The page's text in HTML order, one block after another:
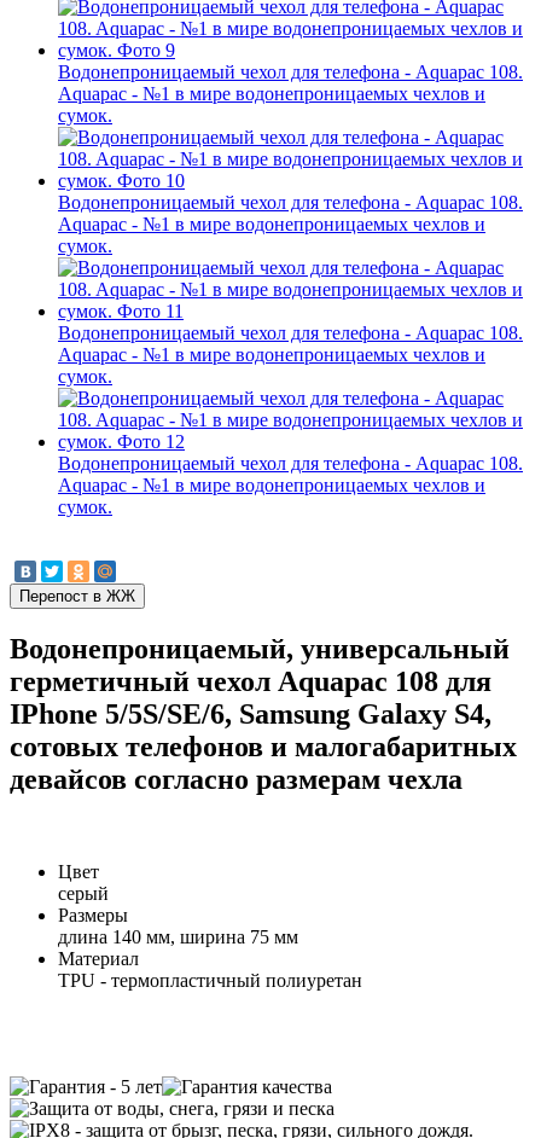
Водонепроницаемый чехол для телефона - Aquapac 108.
Aquapac - №1 в мире водонепроницаемых чехлов и
сумок.
Водонепроницаемый чехол для телефона - Aquapac 108.
Aquapac - №1 в мире водонепроницаемых чехлов и
сумок.
Водонепроницаемый чехол для телефона - Aquapac 108.
Aquapac - №1 в мире водонепроницаемых чехлов и
сумок.
Водонепроницаемый чехол для телефона - Aquapac 108.
Aquapac - №1 в мире водонепроницаемых чехлов и
сумок.
Водонепроницаемый, универсальный
герметичный чехол Aquapac 108 для
IPhone 5/5S/SE/6, Samsung Galaxy S4,
сотовых телефонов и малогабаритных
девайсов согласно размерам чехла
Цвет
серый
Размеры
длина 140 мм, ширина 75 мм
Материал
TPU - термопластичный полиуретан